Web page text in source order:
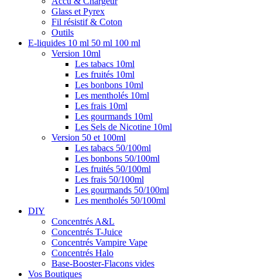
Glass et Pyrex
Fil résistif & Coton
Outils
E-liquides 10 ml 50 ml 100 ml
Version 10ml
Les tabacs 10ml
Les fruités 10ml
Les bonbons 10ml
Les mentholés 10ml
Les frais 10ml
Les gourmands 10ml
Les Sels de Nicotine 10ml
Version 50 et 100ml
Les tabacs 50/100ml
Les bonbons 50/100ml
Les fruités 50/100ml
Les frais 50/100ml
Les gourmands 50/100ml
Les mentholés 50/100ml
DIY
Concentrés A&L
Concentrés T-Juice
Concentrés Vampire Vape
Concentrés Halo
Base-Booster-Flacons vides
Vos Boutiques